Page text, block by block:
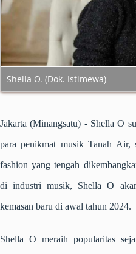
Shella O. (Dok. Istimewa)
Jakarta (Minangsatu) - Shella O
para penikmat musik Tanah Air,
fashion yang tengah
di industri musik, Shella O
kemasan baru di awal tahun 2024.
Shella O meraih popularitas